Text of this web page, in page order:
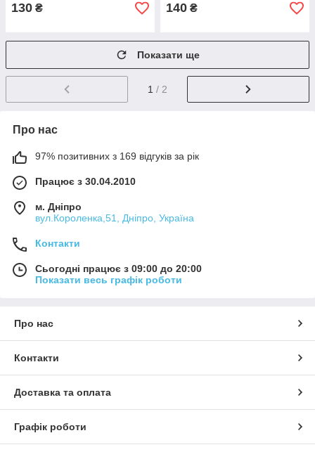
130 ₴ 140 ₴
Показати ще
1 / 2
Про нас
97% позитивних з 169 відгуків за рік
Працює з 30.04.2010
м. Дніпро
вул.Короленка,51, Дніпро, Україна
Контакти
Сьогодні працює з 09:00 до 20:00
Показати весь графік роботи
Про нас
Контакти
Доставка та оплата
Графік роботи